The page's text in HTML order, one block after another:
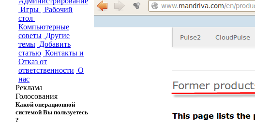
Игры
Рабочий
стол
Компьютерные
советы Другие
темы Добавить
статью Контакты и
Отказ от
ответственности О
нас
Реклама
Голосования
Какой операционной
системой Вы пользуетесь
?